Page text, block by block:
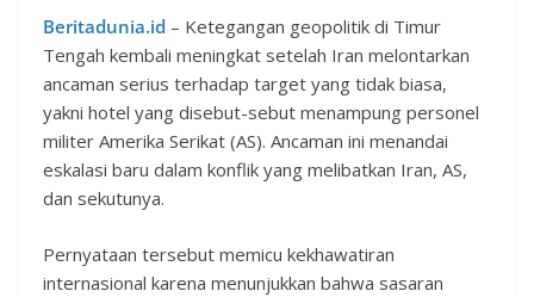
Beritadunia.id – Ketegangan geopolitik di Timur
Tengah kembali meningkat setelah Iran melontarkan
ancaman serius terhadap target yang tidak biasa,
yakni hotel yang disebut-sebut menampung personel
militer Amerika Serikat (AS). Ancaman ini menandai
eskalasi baru dalam konflik yang melibatkan Iran, AS,
dan sekutunya.
Pernyataan tersebut memicu kekhawatiran
internasional karena menunjukkan bahwa sasaran